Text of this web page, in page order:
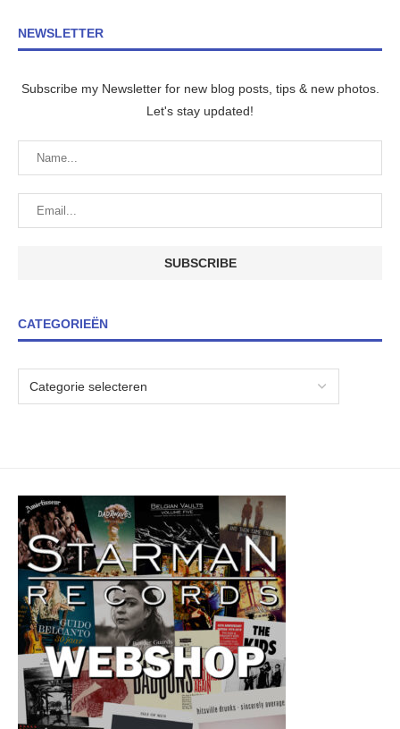
NEWSLETTER
Subscribe my Newsletter for new blog posts, tips & new photos.
Let's stay updated!
CATEGORIEËN